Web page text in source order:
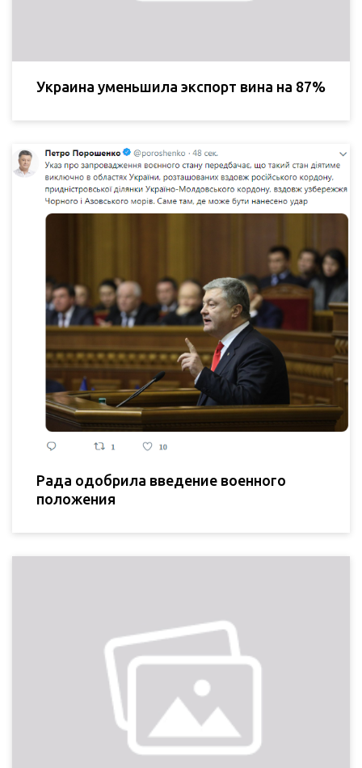
Украина уменьшила экспорт вина на 87%
Рада одобрила введение военного
положения